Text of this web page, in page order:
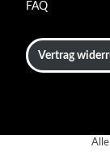
FAQ
Vertrag